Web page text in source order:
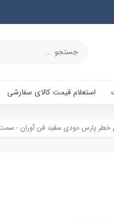
استعلام قیمت کالای سفارشی
خطر پارس دودی سفید فن آوران -